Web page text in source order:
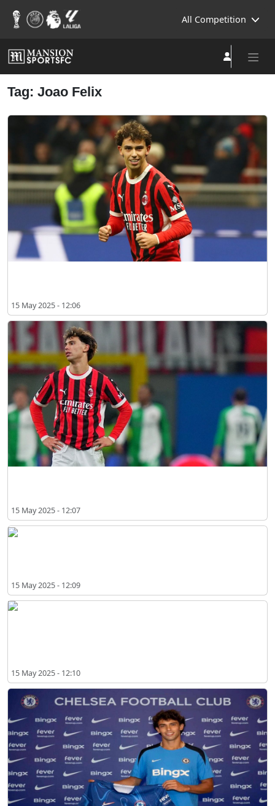
All Competition
Tag: Joao Felix
15 May 2025 - 12:06
15 May 2025 - 12:07
15 May 2025 - 12:09
15 May 2025 - 12:10